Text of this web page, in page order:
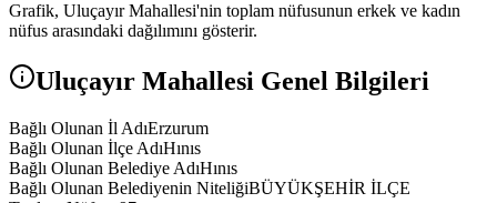
Grafik, UluçayırMahallesi'nin toplam nüfusunun erkek ve kadın
nüfus arasındaki dağılımını gösterir.
Uluçayır Mahallesi Genel Bilgileri
Bağlı Olunan İl AdıErzurum
Bağlı Olunan İlçe AdıHınıs
Bağlı Olunan Belediye AdıHınıs
Bağlı Olunan Belediyenin NiteliğiBÜYÜKŞEHİR İLÇE